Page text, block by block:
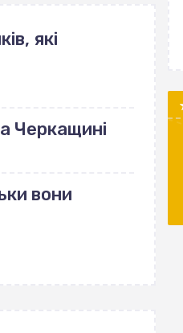
які
Черкащині
вони